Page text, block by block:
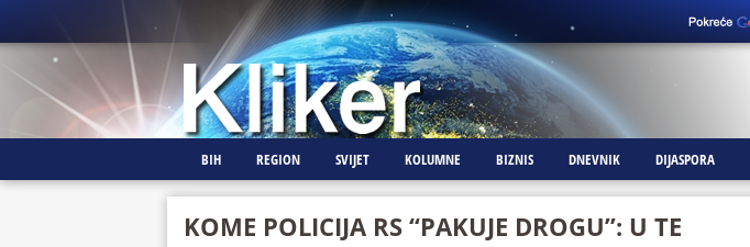
BIH REGION SVIJET KOLUMNE BIZNIS DNEVNIK DIJASPORA
KOME POLICIJA RS “PAKUJE DROGU”: U TE